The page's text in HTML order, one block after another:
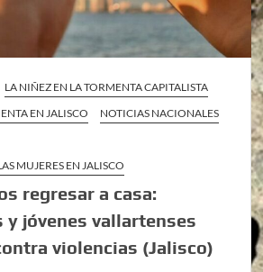
LA NIÑEZ EN LA TORMENTA CAPITALISTA
EN JALISCO
NOTICIAS NACIONALES
MUJERES EN JALISCO
regresar a casa:
y jóvenes vallartenses
violencias (Jalisco)